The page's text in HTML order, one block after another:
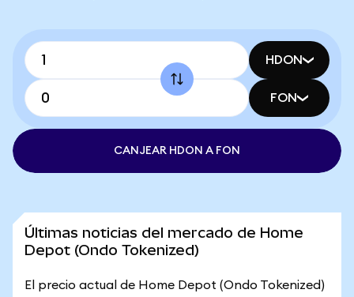
HDON
FON
CANJEAR HDON A FON
Últimas noticias del mercado de Home
Depot (Ondo Tokenized)
El precio actual de Home Depot (Ondo Tokenized)